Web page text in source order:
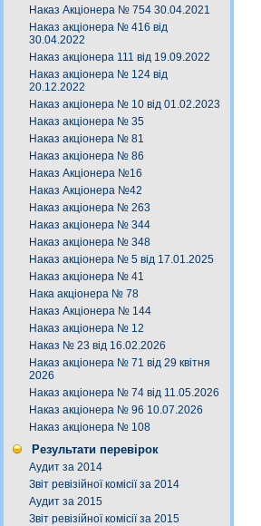
Наказ Акціонера № 754 30.04.2021
Наказ акціонера № 416 від
30.04.2022
Наказ акціонера 111 від 19.09.2022
Наказ акціонера № 124 від
20.12.2022
Наказ акціонера № 10 від 01.02.2023
Наказ акціонера № 35
Наказ акціонера № 81
Наказ акціонера № 86
Наказ Акціонера №16
Наказ Акціонера №42
Наказ акціонера № 263
Наказ акціонера № 344
Наказ акціонера № 348
Наказ акціонера № 5 від 17.01.2025
Наказ акціонера № 41
Нака акціонера № 78
Наказ Акціонера № 144
Наказ акціонера № 12
Наказ № 23 від 16.02.2026
Наказ акціонера № 71 від 29 квітня
2026
Наказ акціонера № 74 від 11.05.2026
Наказ акціонера № 96 10.07.2026
Наказ акціонера № 108
Результати перевірок
Аудит за 2014
Звіт ревізійної комісії за 2014
Аудит за 2015
Звіт ревізійної комісії за 2015